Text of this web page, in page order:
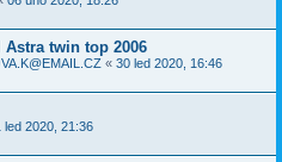
twin top 2006
« 30 led 2020, 16:46
led 2020, 21:36